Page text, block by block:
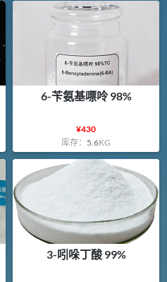
6-苄氨基嘌呤 98%
¥430
库存： 5.6KG
3-吲哚丁酸 99%